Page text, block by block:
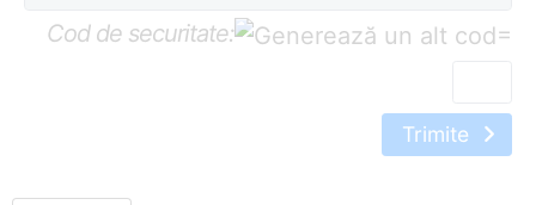
Cod de securitate: =
Trimite